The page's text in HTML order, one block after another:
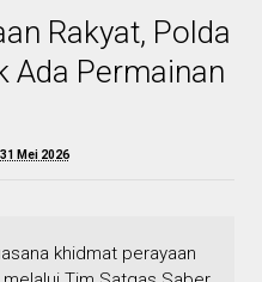
Rakyat, Polda
Ada Permainan
Mei 2026
khidmat perayaan